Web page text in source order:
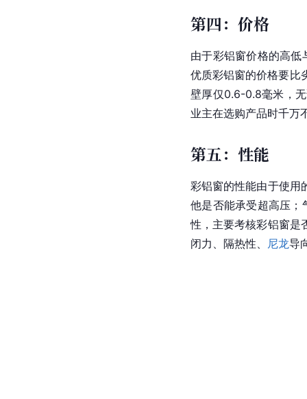
第四：价格
由于彩铝窗价格的高低
优质彩铝窗的价格要比
壁厚仅0.6-0.8毫米，
业主在选购产品时千万
第五：性能
彩铝窗的性能由于使用
他是否能承受超高压；
性，主要考核彩铝窗是
闭力、隔热性、 尼龙导